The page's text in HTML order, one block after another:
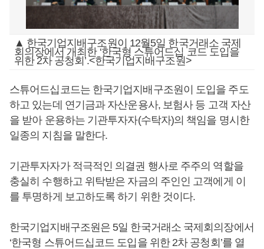
▲ 한국기업지배구조원이 12월5일 한국거래소 국제
회의장에서 개최한 ‘한국형 스튜어드십 코드 도입을
위한 2차 공청회’.<한국기업지배구조원>
스튜어드십코드는 한국기업지배구조원이 도입을 주도
하고 있는데 연기금과 자산운용사, 보험사 등 고객 자산
을 받아 운용하는 기관투자자(수탁자)의 책임을 명시한
일종의 지침을 말한다.
기관투자자가 적극적인 의결권 행사로 주주의 역할을
충실히 수행하고 위탁받은 자금의 주인인 고객에게 이
를 투명하게 보고하도록 하기 위한 것이다.
한국기업지배구조원은 5일 한국거래소 국제회의장에서
‘한국형 스튜어드십코드 도입을 위한 2차 공청회’를 열